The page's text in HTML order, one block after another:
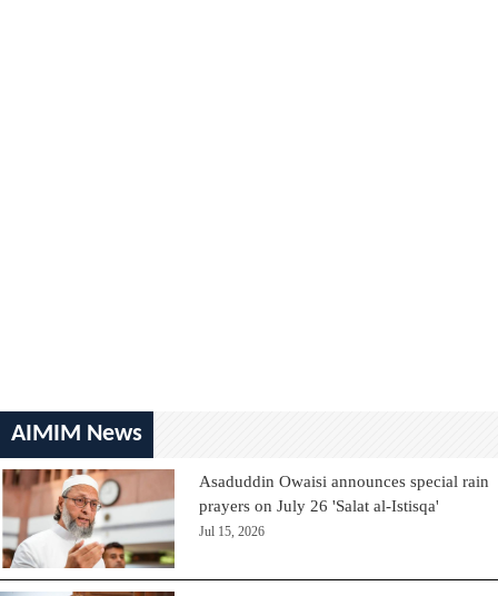
AIMIM News
Asaduddin Owaisi announces special rain
prayers on July 26 'Salat al-Istisqa'
Jul 15, 2026